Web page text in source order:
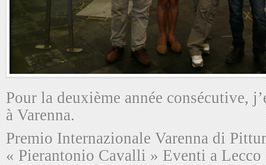
Pour la deuxième année consécutive,
à Varenna.
Premio Internazionale Varenna di
« Pierantonio Cavalli » Eventi a Lecco